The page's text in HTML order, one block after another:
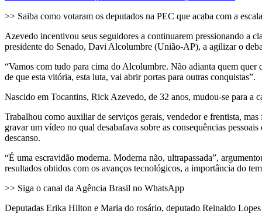
>> Saiba como votaram os deputados na PEC que acaba com a
Azevedo incentivou seus seguidores a continuarem pressionando a
presidente do Senado, Davi Alcolumbre (União-AP), a agilizar o
“Vamos com tudo para cima do Alcolumbre. Não adianta quem
de que esta vitória, esta luta, vai abrir portas para outras conquistas”.
Nascido em Tocantins, Rick Azevedo, de 32 anos, mudou-se para a
Trabalhou como auxiliar de serviços gerais, vendedor e frentista,
gravar um vídeo no qual desabafava sobre as consequências
descanso.
“É uma escravidão moderna. Moderna não, ultrapassada”,
resultados obtidos com os avanços tecnológicos, a importância do
>> Siga o canal da Agência Brasil no WhatsApp
Deputadas Erika Hilton e Maria do rosário, deputado Reinaldo